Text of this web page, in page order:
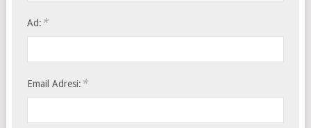
Ad: *
Email Adresi: *